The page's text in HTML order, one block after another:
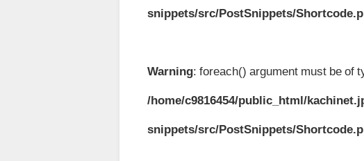
snippets/src/PostSnippets/
Warning: foreach() argument must be of
/home/c9816454/public_html/
snippets/src/PostSnippets/